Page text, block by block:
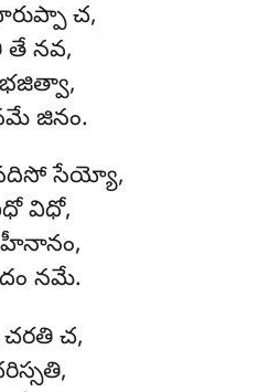
చ,
నవ,
జినం.
సేయ్యో,
విధో,
నమే.
చ,